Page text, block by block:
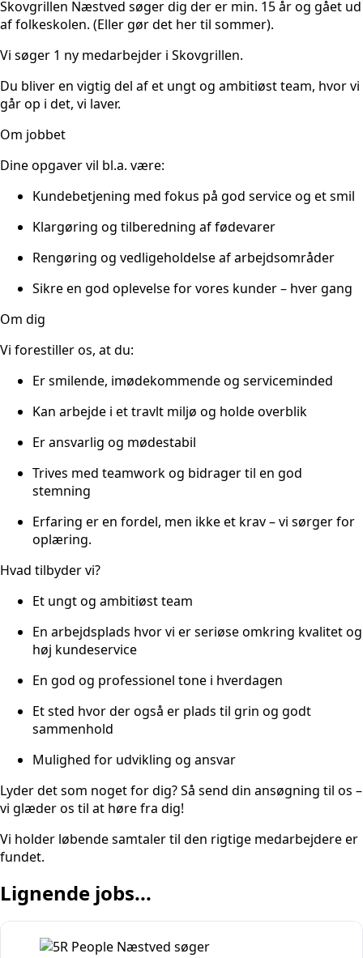
Skovgrillen Næstved søger dig der er min. 15 år og gået ud
af folkeskolen. (Eller gør det her til sommer).
Vi søger 1 ny medarbejder i Skovgrillen.
Du bliver en vigtig del af et ungt og ambitiøst team, hvor vi
går op i det, vi laver.
Om jobbet
Dine opgaver vil bl.a. være:
Kundebetjening med fokus på god service og et smil
Klargøring og tilberedning af fødevarer
Rengøring og vedligeholdelse af arbejdsområder
Sikre en god oplevelse for vores kunder – hver gang
Om dig
Vi forestiller os, at du:
Er smilende, imødekommende og serviceminded
Kan arbejde i et travlt miljø og holde overblik
Er ansvarlig og mødestabil
Trives med teamwork og bidrager til en god
stemning
Erfaring er en fordel, men ikke et krav – vi sørger for
oplæring.
Hvad tilbyder vi?
Et ungt og ambitiøst team
En arbejdsplads hvor vi er seriøse omkring kvalitet og
høj kundeservice
En god og professionel tone i hverdagen
Et sted hvor der også er plads til grin og godt
sammenhold
Mulighed for udvikling og ansvar
Lyder det som noget for dig? Så send din ansøgning til os –
vi glæder os til at høre fra dig!
Vi holder løbende samtaler til den rigtige medarbejdere er
fundet.
Lignende jobs...